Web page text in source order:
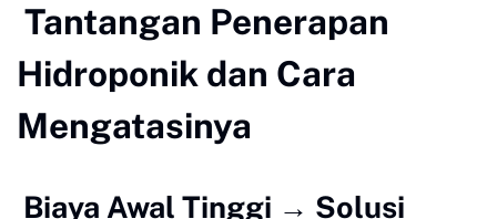
Tantangan Penerapan
Hidroponik dan Cara
Mengatasinya
Biaya Awal Tinggi → Solusi